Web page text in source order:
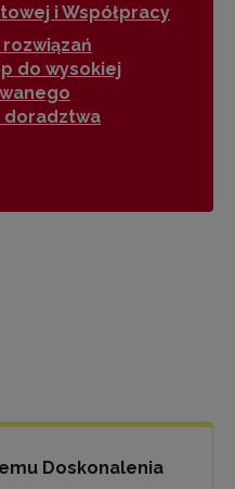
i Współpracy
do wysokiej
doradztwa
Doskonalenia